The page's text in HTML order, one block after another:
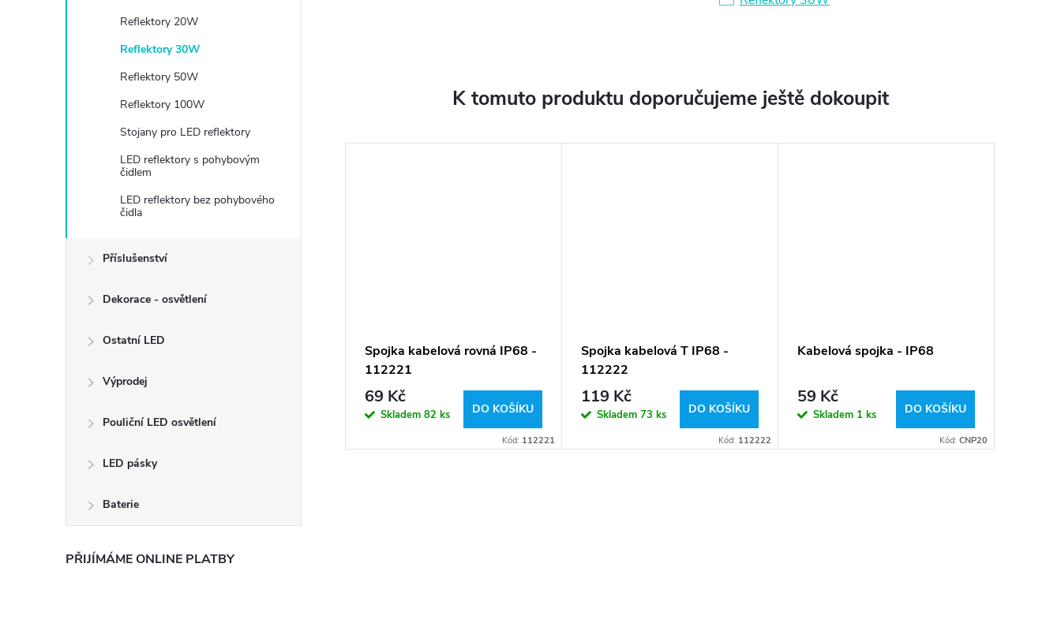
Reflektory 20W
Reflektory 30W
Reflektory 50W
Reflektory 100W
Stojany pro LED reflektory
LED reflektory s pohybovým
čidlem
LED reflektory bez pohybového
čidla
Příslušenství
Dekorace - osvětlení
Ostatní LED
Výprodej
Pouliční LED osvětlení
LED pásky
Baterie
PŘIJÍMÁME ONLINE PLATBY
K tomuto produktu doporučujeme ještě dokoupit
Spojka kabelová rovná IP68 -
112221
69 Kč
Skladem 82 ks DO KOŠÍKU
Kód: 112221
Spojka kabelová T IP68 -
112222
119 Kč
Skladem 73 ks DO KOŠÍKU
Kód: 112222
Kabelová spojka - IP68
59 Kč
Skladem 1 ks DO KOŠÍKU
Kód: CNP20